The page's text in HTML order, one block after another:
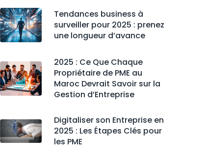
Tendances business à
surveiller pour 2025 : prenez
une longueur d’avance
2025 : Ce Que Chaque
Propriétaire de PME au
Maroc Devrait Savoir sur la
Gestion d’Entreprise
Digitaliser son Entreprise en
2025 : Les Étapes Clés pour
les PME